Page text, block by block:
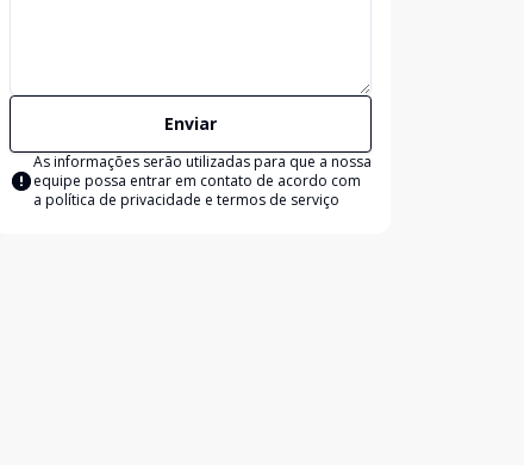
Enviar
As informações serão utilizadas para que a nossa
equipe possa entrar em contato de acordo com
a política de privacidade e termos de serviço